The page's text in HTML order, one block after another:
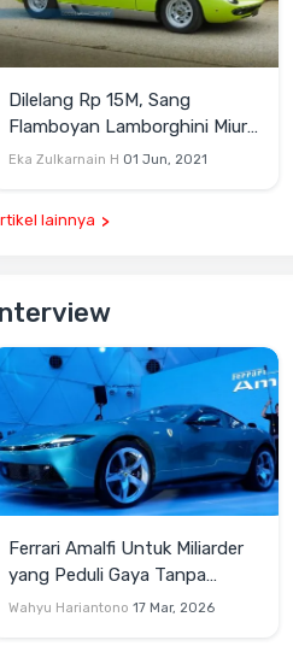
Dilelang Rp 15M, Sang
Flamboyan Lamborghini Miura
P400 S
Eka Zulkarnain H 01 Jun, 2021
lainnya
Ferrari Amalfi Untuk Miliarder
yang Peduli Gaya Tanpa
Pamer
Wahyu Hariantono 17 Mar, 2026